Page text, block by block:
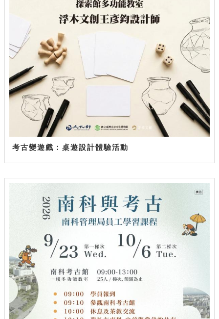
考古變遊戲：桌遊設計體驗活動